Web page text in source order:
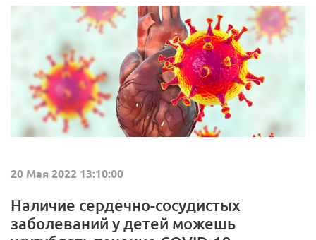
20 Мая 2022 13:10:00
Наличие сердечно-сосудистых
заболеваний у детей можешь